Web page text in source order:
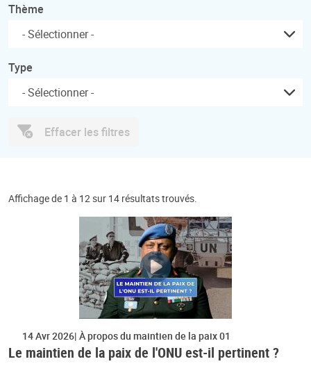
Thème
Type
Effacer les filtres
Affichage de 1 à 12 sur 14 résultats trouvés.
14 Avr 2026 À propos du maintien de la paix 01
Le maintien de la paix de l'ONU est-il pertinent ?